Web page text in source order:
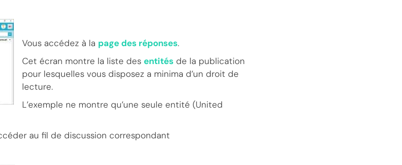
Vous accédez à la page des réponses.
Cet écran montre la liste des entitésde la publication
pour lesquelles vous disposez a minima d’un droit de
lecture.
L’exemple ne montre qu’une seule entité (United
au fil de discussion correspondant